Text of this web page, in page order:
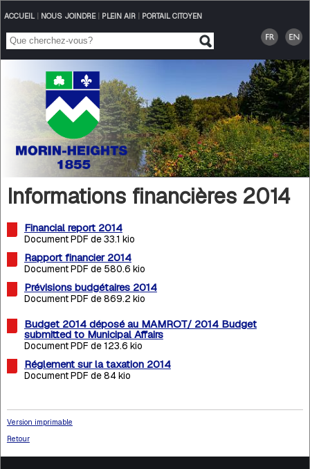
ACCUEIL| NOUS JOINDRE| PLEIN AIR| PORTAIL CITOYEN
Informations financières 2014
Financial report 2014
Document PDF de 33.1 kio
Rapport financier 2014
Document PDF de 580.6 kio
Prévisions budgétaires 2014
Document PDF de 869.2 kio
Budget 2014 déposé au MAMROT/ 2014 Budget
submitted to Municipal Affairs
Document PDF de 123.6 kio
Réglement sur la taxation 2014
Document PDF de 84 kio
Version imprimable
Retour